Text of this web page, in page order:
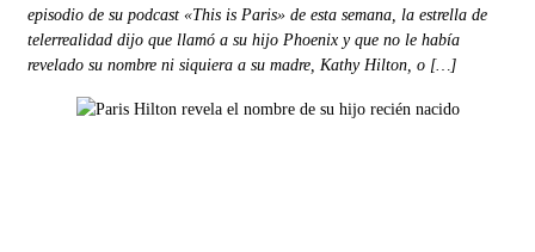
episodio de su podcast «This is Paris» de esta semana, la estrella de
telerrealidad dijo que llamó a su hijo Phoenix y que no le había
revelado su nombre ni siquiera a su madre, Kathy Hilton, o […]